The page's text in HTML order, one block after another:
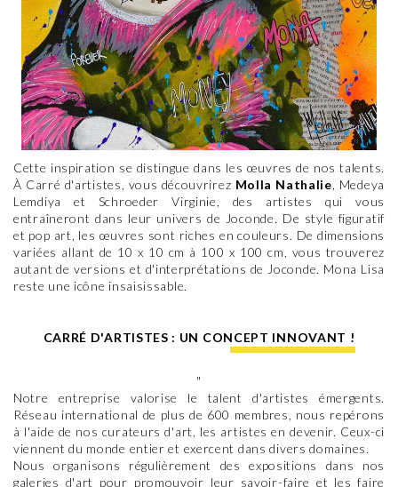
Cette inspiration se distingue dans les œuvres de nos talents.
À Carré d'artistes, vous découvrirez Molla Nathalie, Medeya
Lemdiya et Schroeder Virginie, des artistes qui vous
entraîneront dans leur univers de Joconde. De style figuratif
et pop art, les œuvres sont riches en couleurs. De dimensions
variées allant de 10 x 10 cm à 100 x 100 cm, vous trouverez
autant de versions et d'interprétations de Joconde. Mona Lisa
reste une icône insaisissable.
CARRÉ D'ARTISTES : UN CONCEPT INNOVANT !
"
Notre entreprise valorise le talent d'artistes émergents.
Réseau international de plus de 600 membres, nous repérons
à l'aide de nos curateurs d'art, les artistes en devenir. Ceux-ci
viennent du monde entier et exercent dans divers domaines.
Nous organisons régulièrement des expositions dans nos
galeries d'art pour promouvoir leur savoir-faire et les faire